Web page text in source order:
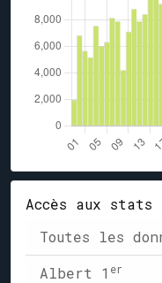
Accès aux stats
Toutes les
Albert 1 er